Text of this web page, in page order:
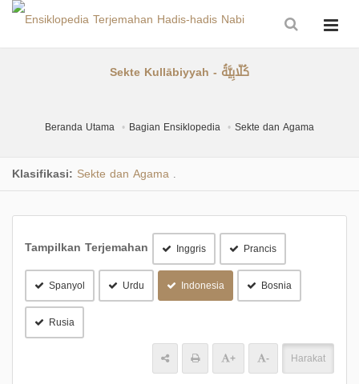
Sekte Kullābiyyah - كُلّابِيَّةُ
Beranda Utama Bagian Ensiklopedia Sekte dan Agama
Klasifikasi: Sekte dan Agama
Tampilkan Terjemahan Inggris Prancis
Spanyol Urdu Indonesia Bosnia
Rusia
+ - Harakat